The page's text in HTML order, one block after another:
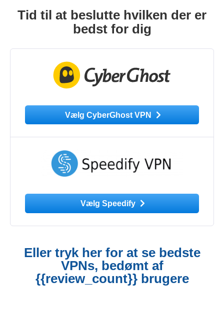
Tid til at beslutte hvilken der er
bedst for dig
Vælg CyberGhost VPN
Vælg Speedify
Eller tryk her for at se bedste
VPNs, bedømt af
{{review_count}} brugere